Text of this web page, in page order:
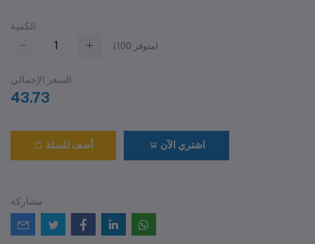
الكمية
(100 متوفر)
السعر الإجمالي
43.73
أضف للسلة اشتري الآن
مشاركة